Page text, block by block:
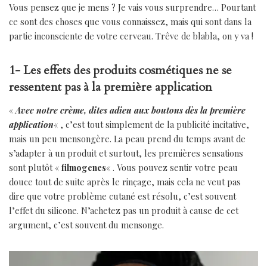
Vous pensez que je mens ? Je vais vous surprendre… Pourtant
ce sont des choses que vous connaissez, mais qui sont dans la
partie inconsciente de votre cerveau. Trêve de blabla, on y va !
1- Les effets des produits cosmétiques ne se
ressentent pas à la première application
« Avec notre crème, dites adieu aux boutons dès la première
application« , c’est tout simplement de la publicité incitative,
mais un peu mensongère. La peau prend du temps avant de
s’adapter à un produit et surtout, les premières sensations
sont plutôt « filmogenes« . Vous pouvez sentir votre peau
douce tout de suite après le rinçage, mais cela ne veut pas
dire que votre problème cutané est résolu, c’est souvent
l’effet du silicone. N’achetez pas un produit à cause de cet
argument, c’est souvent du mensonge.